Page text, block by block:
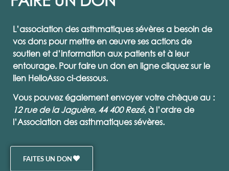
L’association des asthmatiques sévères a besoin de
vos dons pour mettre en œuvre ses actions de
soutien et d’information aux patients et à leur
entourage. Pour faire un don en ligne cliquez sur le
lien HelloAsso ci-dessous.
Vous pouvez également envoyer votre chèque au :
12 rue de la Jaguère, 44 400 Rezé, à l’ordre de
l’Association des asthmatiques sévères.
FAITES UN DON